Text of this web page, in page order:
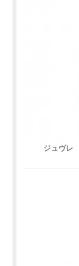
ジュヴレ